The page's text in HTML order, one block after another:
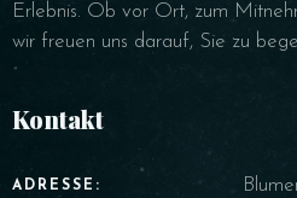
Erlebnis. Ob vor Ort, zum
wir freuen uns darauf, Sie zu
Kontakt
ADRESSE: